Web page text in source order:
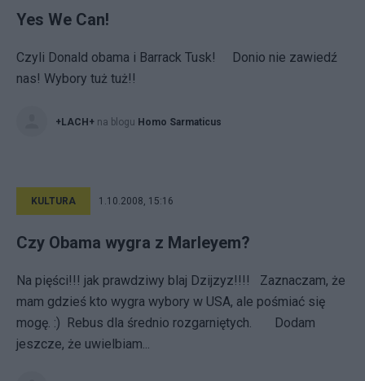
Yes We Can!
Czyli Donald obama i Barrack Tusk! Donio nie zawiedź
nas! Wybory tuż tuż!!
+LACH+ na blogu Homo Sarmaticus
KULTURA 1.10.2008, 15:16
Czy Obama wygra z Marleyem?
Na pięści!!! jak prawdziwy blaj Dzijzyz!!!! Zaznaczam, że
mam gdzieś kto wygra wybory w USA, ale pośmiać się
mogę. :) Rebus dla średnio rozgarniętych. Dodam
jeszcze, że uwielbiam...